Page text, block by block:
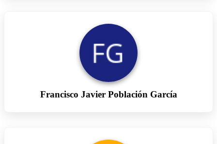
Francisco Javier Población García